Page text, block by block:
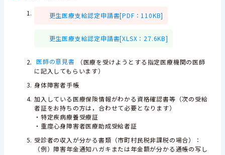
更生医療支給認定申請書[PDF：110KB]
更生医療支給認定申請書[XLSX：27.6KB]
医師の意見書
（医療を受けようとする指定医療機関の医師
に記入してもらいます）
身体障害者手帳
加入している医療保険情報がわかる資格確認書等（次の受給
者証をお持ちの方は，合わせて必要となります）
・特定疾病療養受療証
・重度心身障害者医療助成受給者証
受診者の収入が分かる書類（市町村民税非課税の場合）：
（例）障害年金通知ハガキまたは年金額が分かる通帳の写し